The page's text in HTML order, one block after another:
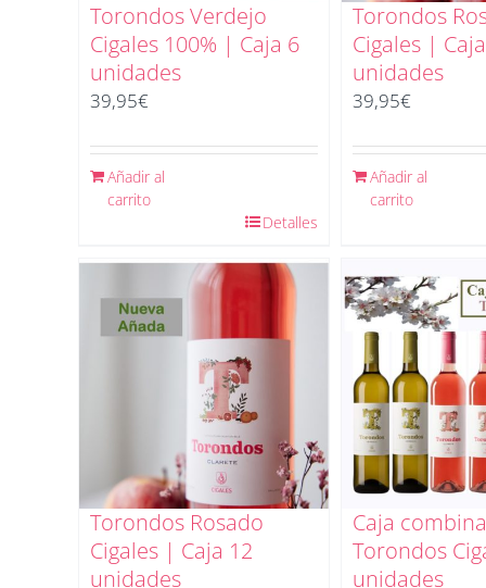
Torondos Verdejo
Cigales 100% | Caja 6
unidades
39,95€
Añadir al
carrito
Detalles
Torondos
Cigales |
unidades
39,95€
Añadir al
carrito
Torondos Rosado
Cigales | Caja 12
unidades
Caja
Torondos
unidades